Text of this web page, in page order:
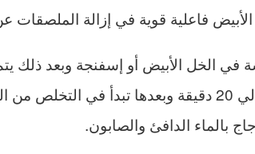
الأبيض فاعلية قوية في إزالة
في الخل الأبيض أو إسفنجة وبعد ذلك
بلاستيكية.
بالماء الدافئ والصابون.